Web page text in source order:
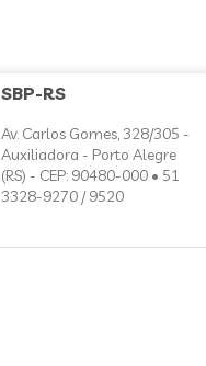
SBP-RS
Av. Carlos Gomes, 328/305 -
Auxiliadora - Porto Alegre
(RS) - CEP: 90480-000 • 51
3328-9270 / 9520